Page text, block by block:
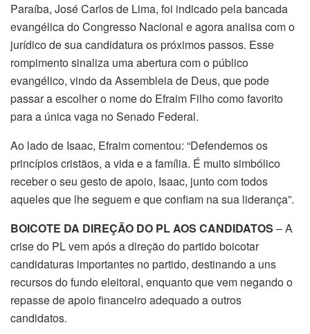
Paraíba, José Carlos de Lima, foi indicado pela bancada
evangélica do Congresso Nacional e agora analisa com o
jurídico de sua candidatura os próximos passos. Esse
rompimento sinaliza uma abertura com o público
evangélico, vindo da Assembleia de Deus, que pode
passar a escolher o nome do Efraim Filho como favorito
para a única vaga no Senado Federal.
Ao lado de Isaac, Efraim comentou: “Defendemos os
princípios cristãos, a vida e a família. É muito simbólico
receber o seu gesto de apoio, Isaac, junto com todos
aqueles que lhe seguem e que confiam na sua liderança”.
BOICOTE DA DIREÇÃO DO PL AOS CANDIDATOS – A
crise do PL vem após a direção do partido boicotar
candidaturas importantes no partido, destinando a uns
recursos do fundo eleitoral, enquanto que vem negando o
repasse de apoio financeiro adequado a outros
candidatos.